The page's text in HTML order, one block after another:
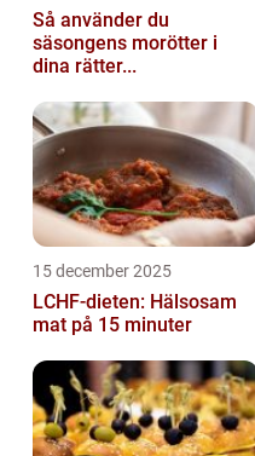
Så använder du
säsongens morötter i
dina rätter...
15 december 2025
LCHF-dieten: Hälsosam
mat på 15 minuter